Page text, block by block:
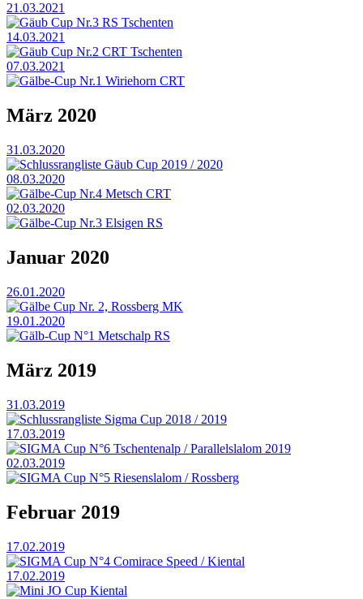
21.03.2021
Gäub Cup Nr.3 RS Tschenten
14.03.2021
Gäub Cup Nr.2 CRT Tschenten
07.03.2021
Gälbe-Cup Nr.1 Wiriehorn CRT
März 2020
31.03.2020
Schlussrangliste Gäub Cup 2019 / 2020
08.03.2020
Gälbe-Cup Nr.4 Metsch CRT
02.03.2020
Gälbe-Cup Nr.3 Elsigen RS
Januar 2020
26.01.2020
Gälbe Cup Nr. 2, Rossberg MK
19.01.2020
Gälb-Cup N°1 Metschalp RS
März 2019
31.03.2019
Schlussrangliste Sigma Cup 2018 / 2019
17.03.2019
SIGMA Cup N°6 Tschentenalp / Parallelslalom 2019
02.03.2019
SIGMA Cup N°5 Riesenslalom / Rossberg
Februar 2019
17.02.2019
SIGMA Cup N°4 Comirace Speed / Kiental
17.02.2019
Mini JO Cup Kiental